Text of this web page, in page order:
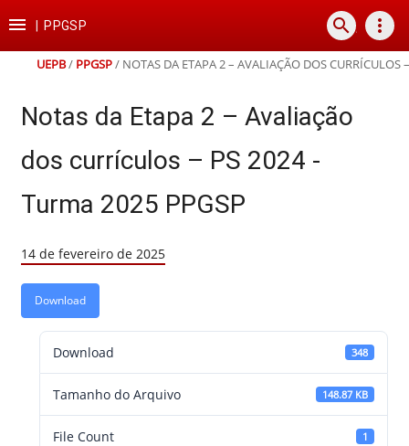
para
conteúdo
para
para
para
rodapé
 PPGSP search more_vert
UEPB/ PPGSP/ NOTAS DA ETAPA 2 – AVALIAÇÃO DOS CURRÍCULOS
Notas da Etapa 2 – Avaliação
dos currículos – PS 2024 -
Turma 2025 PPGSP
14 de fevereiro de 2025
Download
Download 348
Tamanho do Arquivo 148.87 KB
File Count 1